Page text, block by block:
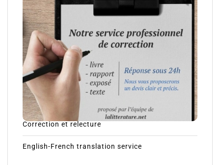
Correction et relecture
English-French translation service